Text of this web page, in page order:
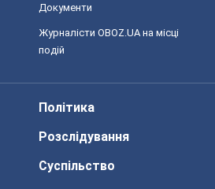
Документи
Журналісти OBOZ.UA на місці
подій
Політика
Розслідування
Суспільство